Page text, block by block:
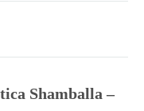
Shamballa –